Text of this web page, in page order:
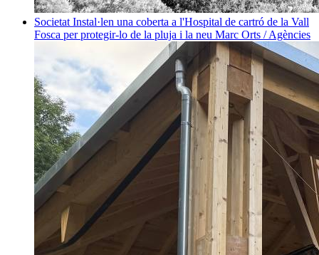
Societat Instal·len una coberta a l'Hospital de cartró de la Vall
Fosca per protegir-lo de la pluja i la neu Marc Orts / Agències